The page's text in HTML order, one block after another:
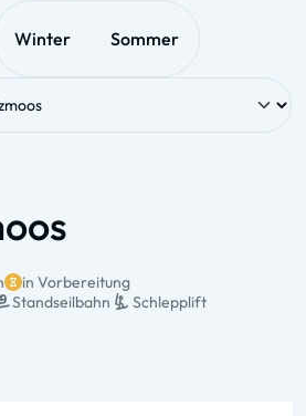
Winter Sommer
in Vorbereitung
Standseilbahn
Schlepplift